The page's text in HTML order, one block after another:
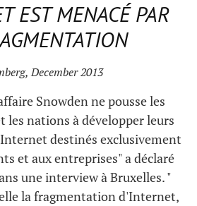
EST MENACÉ PAR
December 2013
Snowden ne pousse les
les nations à développer leurs
destinés exclusivement
et aux entreprises" a déclaré
une interview à Bruxelles. "
la fragmentation d'Internet,